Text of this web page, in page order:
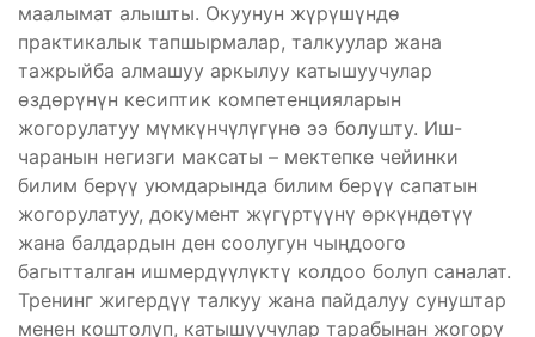
маалымат алышты. Окуунун жүрүшүндө
практикалык тапшырмалар, талкуулар жана
тажрыйба алмашуу аркылуу катышуучулар
өздөрүнүн кесиптик компетенцияларын
жогорулатуу мүмкүнчүлүгүнө ээ болушту. Иш-
чаранын негизги максаты – мектепке чейинки
билим берүү уюмдарында билим берүү сапатын
жогорулатуу, документ жүгүртүүнү өркүндөтүү
жана балдардын ден соолугун чыңдоого
багытталган ишмердүүлүктү колдоо болуп саналат.
Тренинг жигердүү талкуу жана пайдалуу сунуштар
менен коштолуп, катышуучулар тарабынан жогору